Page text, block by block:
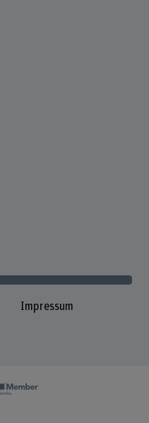
Impressum